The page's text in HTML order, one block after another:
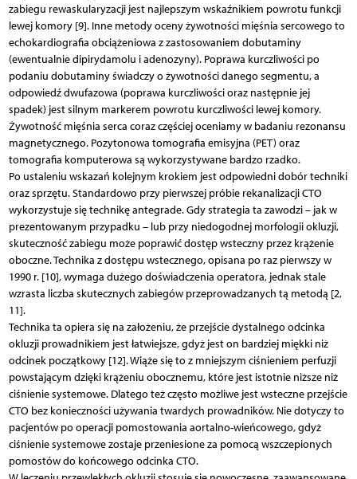
zabiegu rewaskularyzacji jest najlepszym wskaźnikiem powrotu funkcji
lewej komory [9]. Inne metody oceny żywotności mięśnia sercowego to
echokardiografia obciążeniowa z zastosowaniem dobutaminy
(ewentualnie dipirydamolu i adenozyny). Poprawa kurczliwości po
podaniu dobutaminy świadczy o żywotności danego segmentu, a
odpowiedź dwufazowa (poprawa kurczliwości oraz następnie jej
spadek) jest silnym markerem powrotu kurczliwości lewej komory.
Żywotność mięśnia serca coraz częściej oceniamy w badaniu rezonansu
magnetycznego. Pozytonowa tomografia emisyjna (PET) oraz
tomografia komputerowa są wykorzystywane bardzo rzadko.
Po ustaleniu wskazań kolejnym krokiem jest odpowiedni dobór techniki
oraz sprzętu. Standardowo przy pierwszej próbie rekanalizacji CTO
wykorzystuje się technikę antegrade. Gdy strategia ta zawodzi – jak w
prezentowanym przypadku – lub przy niedogodnej morfologii okluzji,
skuteczność zabiegu może poprawić dostęp wsteczny przez krążenie
oboczne. Technika z dostępu wstecznego, opisana po raz pierwszy w
1990 r. [10], wymaga dużego doświadczenia operatora, jednak stale
wzrasta liczba skutecznych zabiegów przeprowadzanych tą metodą [2,
11].
Technika ta opiera się na założeniu, że przejście dystalnego odcinka
okluzji prowadnikiem jest łatwiejsze, gdyż jest on bardziej miękki niż
odcinek początkowy [12]. Wiąże się to z mniejszym ciśnieniem perfuzji
powstającym dzięki krążeniu obocznemu, które jest istotnie niższe niż
ciśnienie systemowe. Dlatego też często możliwe jest wsteczne przejście
CTO bez konieczności używania twardych prowadników. Nie dotyczy to
pacjentów po operacji pomostowania aortalno-wieńcowego, gdyż
ciśnienie systemowe zostaje przeniesione za pomocą wszczepionych
pomostów do końcowego odcinka CTO.